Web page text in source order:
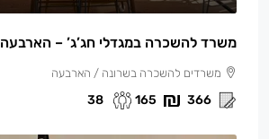
משרד להשכרה במגדלי חג’ג’ – הארבעה 366 מ”ר
משרדים להשכרה בשרונה / הארבעה
366
165
38